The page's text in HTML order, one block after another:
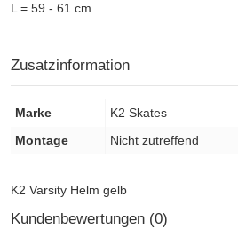
L = 59 - 61 cm
Zusatzinformation
Marke
K2 Skates
Montage
Nicht zutreffend
K2 Varsity Helm gelb
Kundenbewertungen (0)